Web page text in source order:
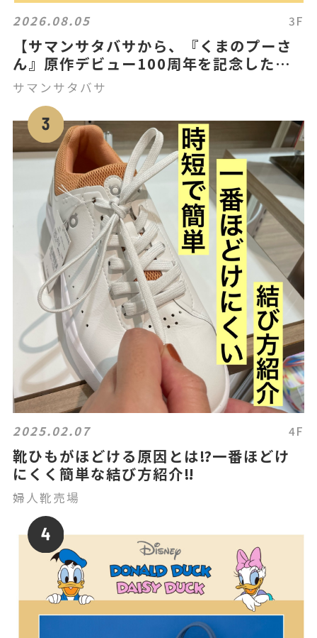
2026.08.05 3F
【サマンサタバサから、『くまのプーさ
ん』原作デビュー100周年を記念した
「クラシック プー」コレクションを発
売！】
サマンサタバサ
2025.02.07 4F
靴ひもがほどける原因とは⁉️一番ほどけ
にくく簡単な結び方紹介‼️
婦人靴売場